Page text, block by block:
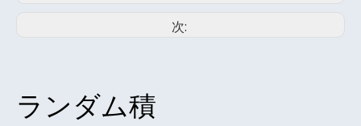
次:
ランダム積